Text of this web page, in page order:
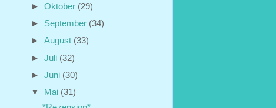
► Oktober (29)
► September (34)
► August (33)
► Juli (32)
► Juni (30)
▼ Mai (31)